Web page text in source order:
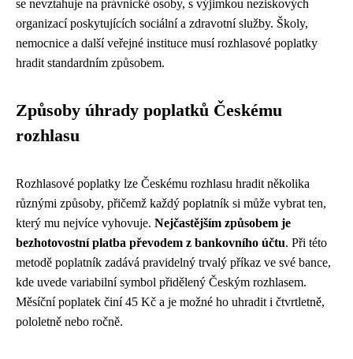
se nevztahuje na právnické osoby, s výjimkou neziskových
organizací poskytujících sociální a zdravotní služby. Školy,
nemocnice a další veřejné instituce musí rozhlasové poplatky
hradit standardním způsobem.
Způsoby úhrady poplatků Českému
rozhlasu
Rozhlasové poplatky lze Českému rozhlasu hradit několika
různými způsoby, přičemž každý poplatník si může vybrat ten,
který mu nejvíce vyhovuje. Nejčastějším způsobem je
bezhotovostní platba převodem z bankovního účtu. Při této
metodě poplatník zadává pravidelný trvalý příkaz ve své bance,
kde uvede variabilní symbol přidělený Českým rozhlasem.
Měsíční poplatek činí 45 Kč a je možné ho uhradit i čtvrtletně,
pololetně nebo ročně.